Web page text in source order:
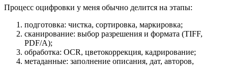
Процесс оцифровки у меня обычно делится на этапы:
подготовка: чистка, сортировка, маркировка;
сканирование: выбор разрешения и формата (TIFF,
PDF/A);
обработка: OCR, цветокоррекция, кадрирование;
метаданные: заполнение описания, дат, авторов,